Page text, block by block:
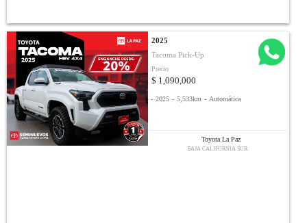
2025
Tacoma Pick-Up
Precio
$ 1,090,000
- 2025 - 5,533km - Automática
Toyota La Paz
BAJA CALIFORNIA SUR